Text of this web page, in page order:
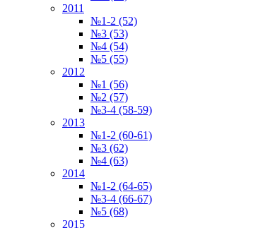
2011
№1-2 (52)
№3 (53)
№4 (54)
№5 (55)
2012
№1 (56)
№2 (57)
№3-4 (58-59)
2013
№1-2 (60-61)
№3 (62)
№4 (63)
2014
№1-2 (64-65)
№3-4 (66-67)
№5 (68)
2015